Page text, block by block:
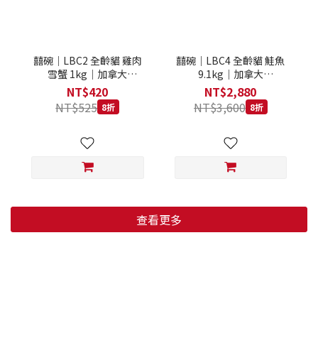
囍碗｜LBC2 全齡貓 雞肉
雪蟹 1kg｜加拿大
Loveabowl 天然無穀糧 1
公斤 成貓 無穀貓飼料
NT$420
NT$525 8折
囍碗｜LBC4 全齡貓 鮭魚
9.1kg｜加拿大
Loveabowl 天然無穀糧
9.1公斤 成貓 無穀貓飼料
NT$2,880
NT$3,600 8折
查看更多